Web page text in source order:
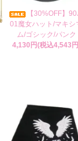
【30%OFF】
01魔女ハット/マキシ
ム/ゴシック/パンク
4,130円(税込4,543